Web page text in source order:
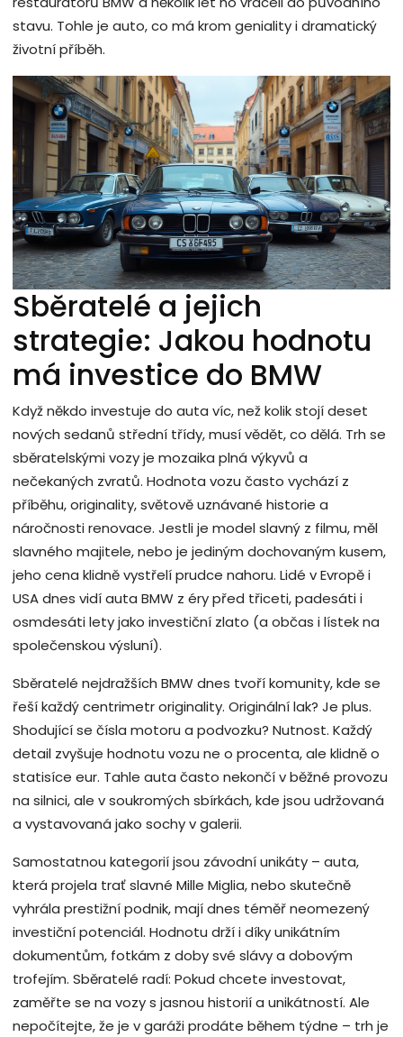
stavu. Tohle je auto, co má krom geniality i dramatický
životní příběh.
Sběratelé a jejich
strategie: Jakou hodnotu
má investice do BMW
Když někdo investuje do auta víc, než kolik stojí deset
nových sedanů střední třídy, musí vědět, co dělá. Trh se
sběratelskými vozy je mozaika plná výkyvů a
nečekaných zvratů. Hodnota vozu často vychází z
příběhu, originality, světově uznávané historie a
náročnosti renovace. Jestli je model slavný z filmu, měl
slavného majitele, nebo je jediným dochovaným kusem,
jeho cena klidně vystřelí prudce nahoru. Lidé v Evropě i
USA dnes vidí auta BMW z éry před třiceti, padesáti i
osmdesáti lety jako investiční zlato (a občas i lístek na
společenskou výsluní).
Sběratelé nejdražších BMW dnes tvoří komunity, kde se
řeší každý centrimetr originality. Originální lak? Je plus.
Shodující se čísla motoru a podvozku? Nutnost. Každý
detail zvyšuje hodnotu vozu ne o procenta, ale klidně o
statisíce eur. Tahle auta často nekončí v běžné provozu
na silnici, ale v soukromých sbírkách, kde jsou udržovaná
a vystavovaná jako sochy v galerii.
Samostatnou kategorií jsou závodní unikáty – auta,
která projela trať slavné Mille Miglia, nebo skutečně
vyhrála prestižní podnik, mají dnes téměř neomezený
investiční potenciál. Hodnotu drží i díky unikátním
dokumentům, fotkám z doby své slávy a dobovým
trofejím. Sběratelé radí: Pokud chcete investovat,
zaměřte se na vozy s jasnou historií a unikátností. Ale
nepočítejte, že je v garáži prodáte během týdne – trh je